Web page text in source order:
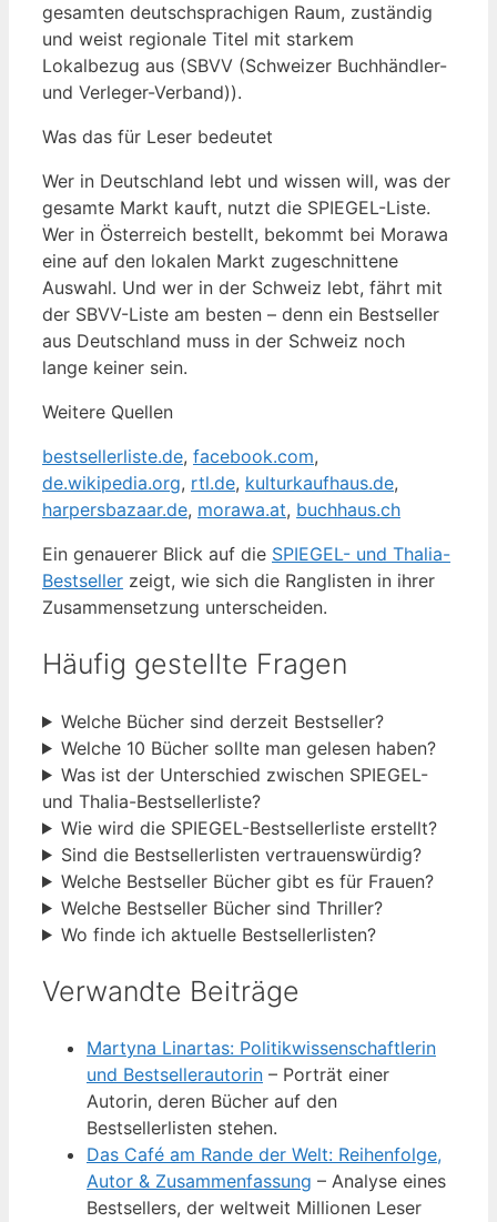
gesamten deutschsprachigen Raum, zuständig
und weist regionale Titel mit starkem
Lokalbezug aus (SBVV (Schweizer Buchhändler-
und Verleger-Verband)).
Was das für Leser bedeutet
Wer in Deutschland lebt und wissen will, was der
gesamte Markt kauft, nutzt die SPIEGEL-Liste.
Wer in Österreich bestellt, bekommt bei Morawa
eine auf den lokalen Markt zugeschnittene
Auswahl. Und wer in der Schweiz lebt, fährt mit
der SBVV-Liste am besten – denn ein Bestseller
aus Deutschland muss in der Schweiz noch
lange keiner sein.
Weitere Quellen
bestsellerliste.de, facebook.com,
de.wikipedia.org, rtl.de, kulturkaufhaus.de,
harpersbazaar.de, morawa.at, buchhaus.ch
Ein genauerer Blick auf die SPIEGEL- und Thalia-
Bestseller zeigt, wie sich die Ranglisten in ihrer
Zusammensetzung unterscheiden.
Häufig gestellte Fragen
Welche Bücher sind derzeit Bestseller?
Welche 10 Bücher sollte man gelesen haben?
Was ist der Unterschied zwischen SPIEGEL-
und Thalia-Bestsellerliste?
Wie wird die SPIEGEL-Bestsellerliste erstellt?
Sind die Bestsellerlisten vertrauenswürdig?
Welche Bestseller Bücher gibt es für Frauen?
Welche Bestseller Bücher sind Thriller?
Wo finde ich aktuelle Bestsellerlisten?
Verwandte Beiträge
Martyna Linartas: Politikwissenschaftlerin
und Bestsellerautorin – Porträt einer
Autorin, deren Bücher auf den
Bestsellerlisten stehen.
Das Café am Rande der Welt: Reihenfolge,
Autor & Zusammenfassung – Analyse eines
Bestsellers, der weltweit Millionen Leser